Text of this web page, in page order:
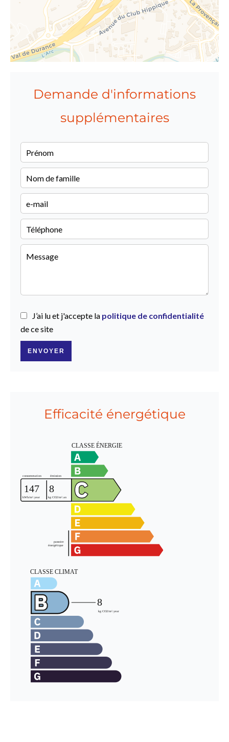
Demande d'informations
supplémentaires
J’ai lu et j'accepte la politique de confidentialité
de ce site
ENVOYER
Efficacité énergétique